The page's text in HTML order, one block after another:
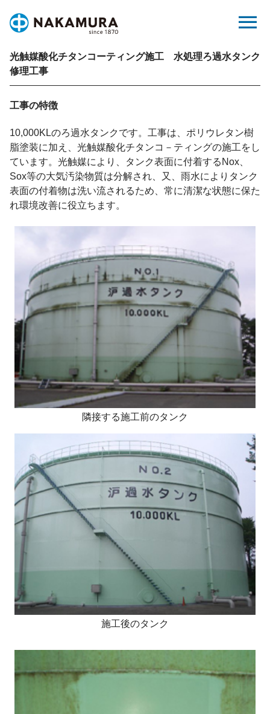
content
menu
光触媒酸化チタンコーティング施工 水処理ろ過水タンク
修理工事
工事の特徴
10,000KLのろ過水タンクです。工事は、ポリウレタン樹
脂塗装に加え、光触媒酸化チタンコ－ティングの施工をし
ています。光触媒により、タンク表面に付着するNox、
Sox等の大気汚染物質は分解され、又、雨水によりタンク
表面の付着物は洗い流されるため、常に清潔な状態に保た
れ環境改善に役立ちます。
隣接する施工前のタンク
施工後のタンク